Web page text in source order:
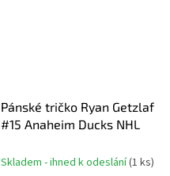
Pánské tričko Ryan Getzlaf
#15 Anaheim Ducks NHL
Skladem - ihned k odeslání(1 ks)